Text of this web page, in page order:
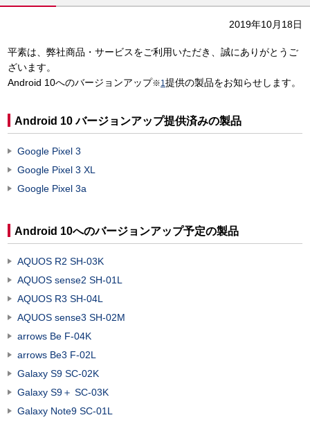
2019年10月18日
平素は、弊社商品・サービスをご利用いただき、誠にありがとうご
ざいます。
Android 10へのバージョンアップ※1提供の製品をお知らせします。
Android 10 バージョンアップ提供済みの製品
Google Pixel 3
Google Pixel 3 XL
Google Pixel 3a
Android 10へのバージョンアップ予定の製品
AQUOS R2 SH-03K
AQUOS sense2 SH-01L
AQUOS R3 SH-04L
AQUOS sense3 SH-02M
arrows Be F-04K
arrows Be3 F-02L
Galaxy S9 SC-02K
Galaxy S9＋ SC-03K
Galaxy Note9 SC-01L